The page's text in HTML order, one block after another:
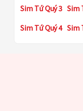
Sim Tứ Quý 3 Sim
Sim Tứ Quý 4 Sim